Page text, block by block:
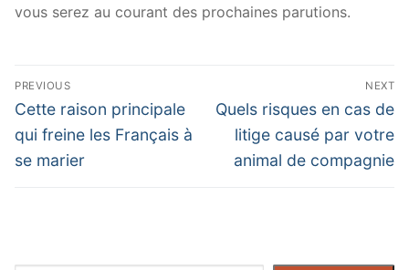
vous serez au courant des prochaines parutions.
Navigation
de
l’article
PREVIOUS
Previous
post:
Cette raison principale
qui freine les Français à
se marier
NEXT
Next
post:
Quels risques en cas de
litige causé par votre
animal de compagnie